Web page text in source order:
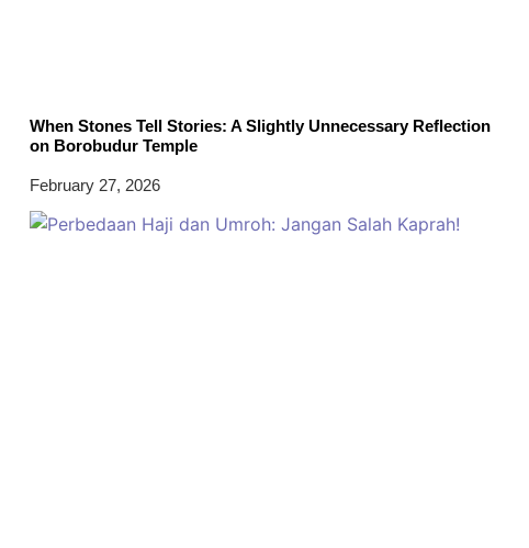
When Stones Tell Stories: A Slightly Unnecessary Reflection
on Borobudur Temple
February 27, 2026